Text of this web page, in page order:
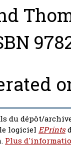
du dépôt/
logiciel EPrints
Plus